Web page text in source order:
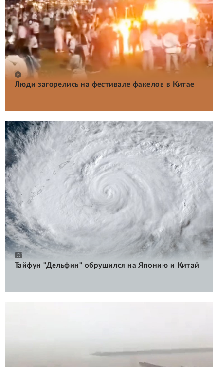
Люди загорелись на фестивале факелов в Китае
Тайфун "Дельфин" обрушился на Японию и Китай